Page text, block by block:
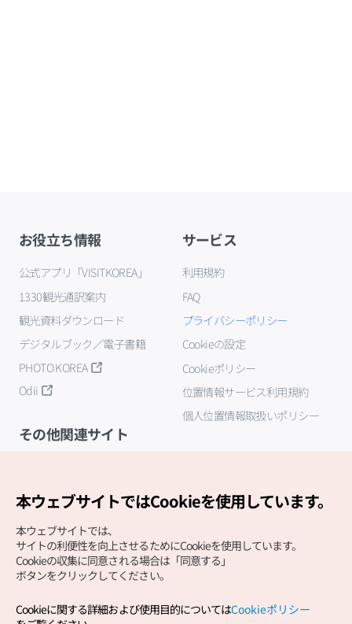
お役立ち情報
公式アプリ「VISITKOREA」
1330観光通訳案内
観光資料ダウンロード
デジタルブック／電子書籍
PHOTO KOREA
Odii
サービス
利用規約
FAQ
プライバシーポリシー
Cookieの設定
Cookieポリシー
位置情報サービス利用規約
個人位置情報取扱いポリシー
その他関連サイト
Copyright (c) Korea Tourism Organization All Rights
本ウェブサイトではCookieを使用しています。
本ウェブサイトでは、
サイトの利便性を向上させるためにCookieを使用しています。
Cookieの収集に同意される場合は「同意する」
ボタンをクリックしてください。
Cookieに関する詳細および使用目的についてはCookieポリシー